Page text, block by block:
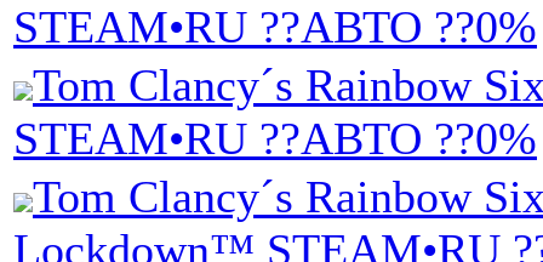
STEAM•RU ??АВТО ??0%
Tom Clancy´s Rainbow
STEAM•RU ??АВТО ??0%
Tom Clancy´s Rainbow
Lockdown™ STEAM•RU